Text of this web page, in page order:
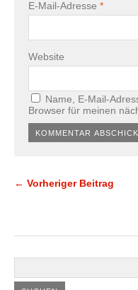
E-Mail-Adresse *
Website
Name, E-Mail-
Browser für meinen
← Vorheriger Beitrag